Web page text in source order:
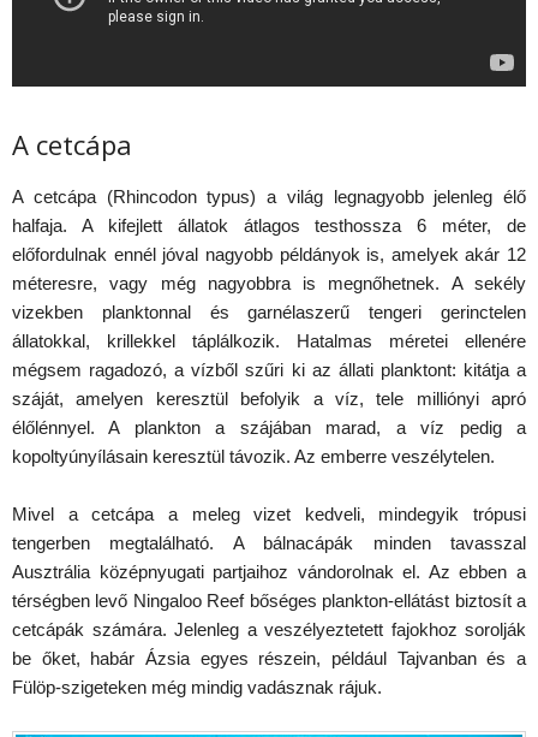
A cetcápa
A cetcápa (Rhincodon typus) a világ legnagyobb jelenleg élő
halfaja. A kifejlett állatok átlagos testhossza 6 méter, de
előfordulnak ennél jóval nagyobb példányok is, amelyek akár 12
méteresre, vagy még nagyobbra is megnőhetnek. A sekély
vizekben planktonnal és garnélaszerű tengeri gerinctelen
állatokkal, krillekkel táplálkozik. Hatalmas méretei ellenére
mégsem ragadozó, a vízből szűri ki az állati planktont: kitátja a
száját, amelyen keresztül befolyik a víz, tele milliónyi apró
élőlénnyel. A plankton a szájában marad, a víz pedig a
kopoltyúnyílásain keresztül távozik. Az emberre veszélytelen.
Mivel a cetcápa a meleg vizet kedveli, mindegyik trópusi
tengerben megtalálható. A bálnacápák minden tavasszal
Ausztrália középnyugati partjaihoz vándorolnak el. Az ebben a
térségben levő Ningaloo Reef bőséges plankton-ellátást biztosít a
cetcápák számára. Jelenleg a veszélyeztetett fajokhoz sorolják
be őket, habár Ázsia egyes részein, például Tajvanban és a
Fülöp-szigeteken még mindig vadásznak rájuk.